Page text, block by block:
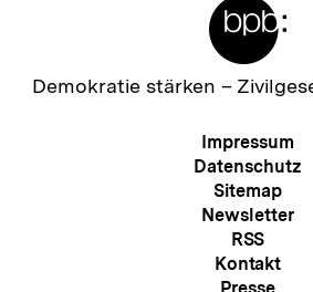
Zur
Demokratie stärken –
Meta-
Impressum
Datenschutz
Sitemap
Newsletter
RSS
Kontakt